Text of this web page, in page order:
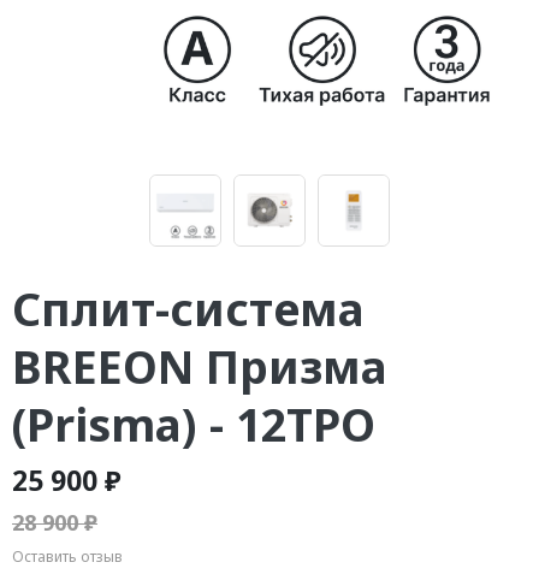
Сплит-система
BREEON Призма
(Prisma) - 12ТРО
25 900 ₽
28 900 ₽
Оставить отзыв